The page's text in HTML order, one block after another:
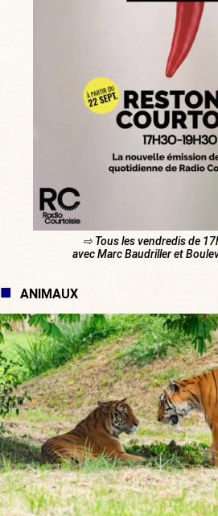
⇨ Tous les vendredis de
avec Marc Baudriller et
ANIMAUX